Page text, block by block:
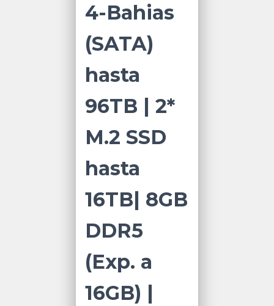
4-Bahias
(SATA)
hasta
96TB | 2*
M.2 SSD
hasta
16TB| 8GB
DDR5
(Exp. a
16GB) |